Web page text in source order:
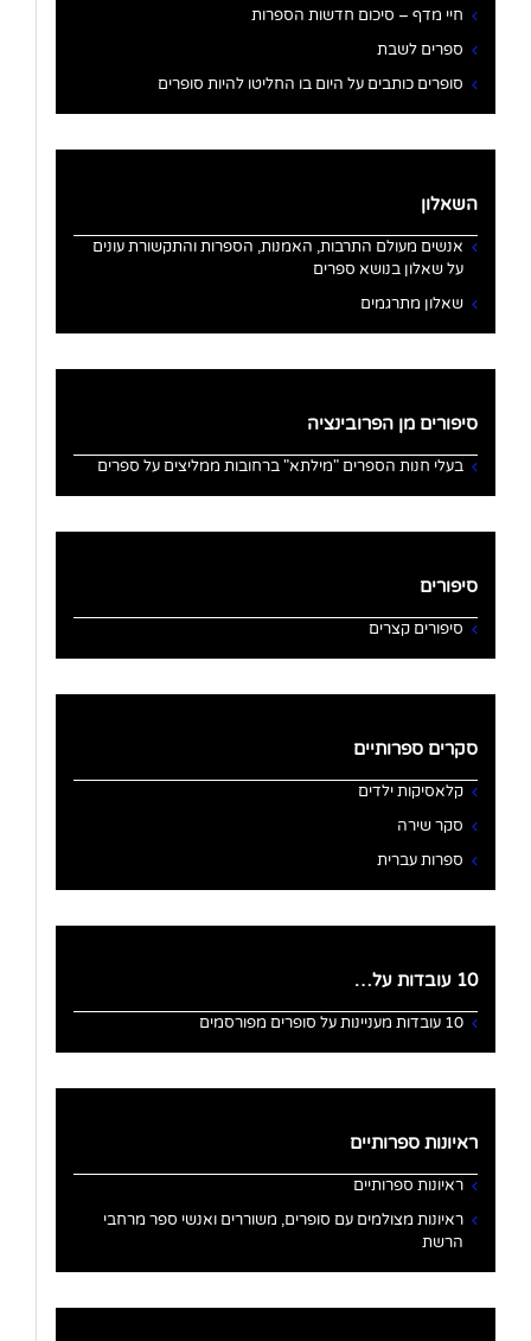
חיי מדף – סיכום חדשות הספרות
ספרים לשבת
סופרים כותבים על היום בו החליטו להיות סופרים
השאלון
אנשים מעולם התרבות, האמנות, הספרות והתקשורת עונים
על שאלון בנושא ספרים
שאלון מתרגמים
סיפורים מן הפרובינציה
בעלי חנות הספרים "מילתא" ברחובות ממליצים על ספרים
סיפורים
סיפורים קצרים
סקרים ספרותיים
קלאסיקות ילדים
סקר שירה
ספרות עברית
10 עובדות על…
10 עובדות מעניינות על סופרים מפורסמים
ראיונות ספרותיים
ראיונות ספרותיים
ראיונות מצולמים עם סופרים, משוררים ואנשי ספר מרחבי
הרשת